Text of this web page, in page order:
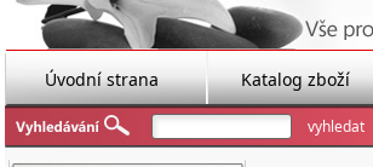
Úvodní strana Katalog zboží